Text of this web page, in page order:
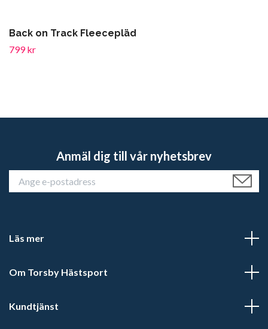
Back on Track Fleecepläd
799 kr
Anmäl dig till vår nyhetsbrev
Läs mer
Om Torsby Hästsport
Kundtjänst